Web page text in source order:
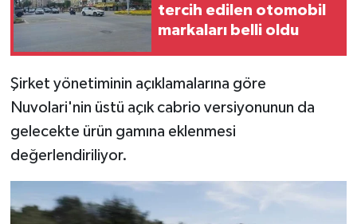
tercih edilen otomobil
markaları belli oldu
Şirket yönetiminin açıklamalarına göre
Nuvolari'nin üstü açık cabrio versiyonunun da
gelecekte ürün gamına eklenmesi
değerlendiriliyor.
Teknoloji
Türkiye
Video Galeri
Yemek Tarifleri